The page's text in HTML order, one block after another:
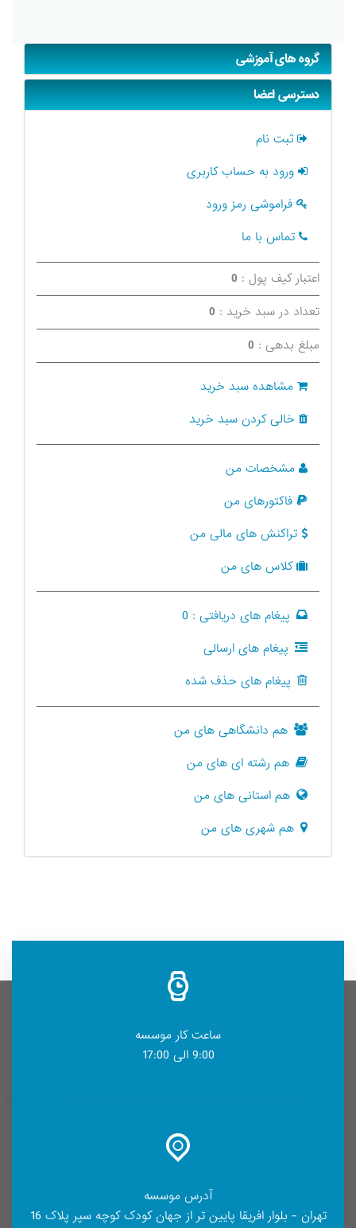
گروه های آموزشی
دسترسی اعضا
ثبت نام
ورود به حساب کاربری
فراموشی رمز ورود
تماس با ما
اعتبار کیف پول : 0
تعداد در سبد خرید : 0
مبلغ بدهی : 0
مشاهده سبد خرید
خالی کردن سبد خرید
مشخصات من
فاکتورهای من
تراکنش های مالی من
کلاس های من
پیغام های دریافتی : 0
پیغام های ارسالی
پیغام های حذف شده
هم دانشگاهی های من
هم رشته ای های من
هم استانی های من
هم شهری های من
ساعت کار موسسه
9:00 الی 17:00
آدرس موسسه
تهران - بلوار افریقا پایین تر از جهان کودک کوچه سپر پلاک 16